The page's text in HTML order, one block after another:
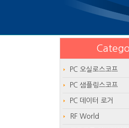
PC 오실로스코프
PC 샘플링스코프
PC 데이터 로거
RF World